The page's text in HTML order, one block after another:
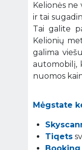
Kelionės ne
ir tai
Tai galite
Kelionių
galima
automobilį,
nuomos
Mėgstate
Tiqets